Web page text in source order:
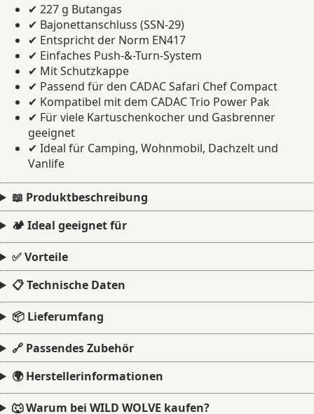
✔ 227 g Butangas
✔ Bajonettanschluss (SSN-29)
✔ Entspricht der Norm EN417
✔ Einfaches Push-&-Turn-System
✔ Mit Schutzkappe
✔ Passend für den CADAC Safari Chef Compact
✔ Kompatibel mit dem CADAC Trio Power Pak
✔ Für viele Kartuschenkocher und Gasbrenner
geeignet
✔ Ideal für Camping, Wohnmobil, Dachzelt und
Vanlife
📖 Produktbeschreibung
🏕️ Ideal geeignet für
✅ Vorteile
📋 Technische Daten
📦 Lieferumfang
🔗 Passendes Zubehör
🌍 Herstellerinformationen
🐺 Warum bei WILD WOLVE kaufen?